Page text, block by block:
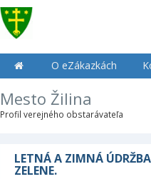
O eZákazkách
Mesto Žilina
Profil verejného obstarávateľa
LETNÁ A ZIMNÁ
ZELENE.